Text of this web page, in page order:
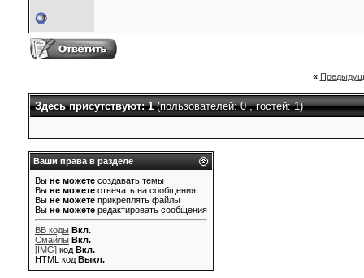
«
Здесь присутствуют: 1(пользователей: 0 , гостей: 1)
Ваши права в разделе
Вы не можете создавать темы
Вы не можете отвечать на сообщения
Вы не можете прикреплять файлы
Вы не можете редактировать сообщения
BB коды Вкл.
Смайлы Вкл.
[IMG] код Вкл.
HTML код Выкл.